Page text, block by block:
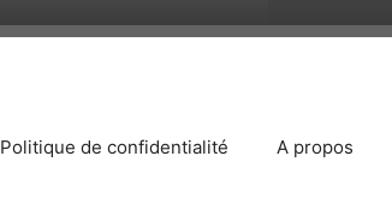
Politique de confidentialité A propos